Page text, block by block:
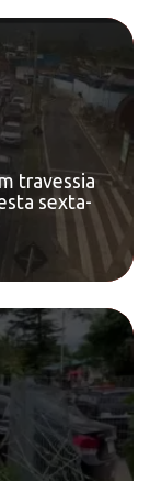
travessia
sexta-